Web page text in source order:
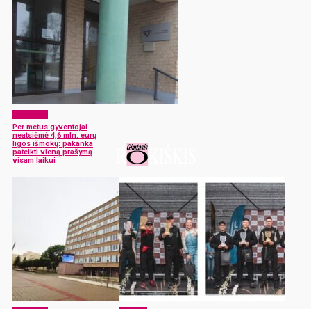
Per metus gyventojai
neatsiėmė 4,6 mln. eurų
ligos išmokų: pakanka
pateikti vieną prašymą
visam laikui